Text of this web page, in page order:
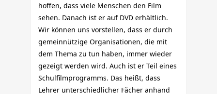
hoffen, dass viele Menschen den Film
sehen. Danach ist er auf DVD erhältlich.
Wir können uns vorstellen, dass er durch
gemeinnützige Organisationen, die mit
dem Thema zu tun haben, immer wieder
gezeigt werden wird. Auch ist er Teil eines
Schulfilmprogramms. Das heißt, dass
Lehrer unterschiedlicher Fächer anhand